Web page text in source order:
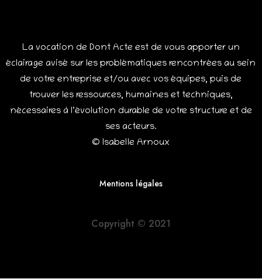
La vocation de Dont Acte est de vous apporter un
éclairage avisé sur les problématiques rencontrées au sein
de votre entreprise et/ou avec vos équipes, puis de
trouver les ressources, humaines et techniques,
nécessaires à l’évolution durable de votre structure et de
ses acteurs.
© Isabelle Arnoux
Mentions légales
Copyright © 2021